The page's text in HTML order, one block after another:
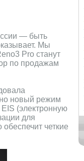
— быть
Мы
Pro станут
по продажам
новый режим
(электронную
для
четкие